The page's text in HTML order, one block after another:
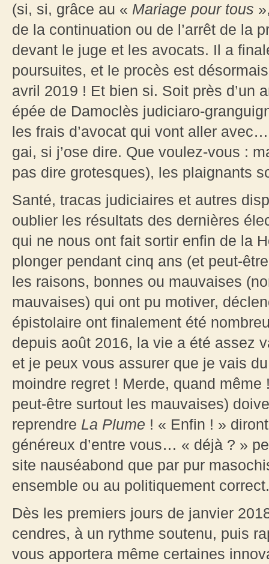
(si, si, grâce au « Mariage pour tous
de la continuation ou de l’arrêt de la
devant le juge et les avocats. Il a
poursuites, et le procès est
avril 2019 ! Et bien si. Soit près d’un
épée de Damoclès judiciaro-
les frais d’avocat qui vont aller
gai, si j’ose dire. Que voulez-vous :
pas dire grotesques), les plaignants
Santé, tracas judiciaires et autres
oublier les résultats des dernières
qui ne nous ont fait sortir enfin de la
plonger pendant cinq ans (et peut-
les raisons, bonnes ou mauvaises
mauvaises) qui ont pu motiver,
épistolaire ont finalement été
depuis août 2016, la vie a été assez
et je peux vous assurer que je vais
moindre regret ! Merde, quand
peut-être surtout les mauvaises)
reprendre La Plume ! « Enfin ! »
généreux d’entre vous… « déjà ? »
site nauséabond que par pur
ensemble ou au politiquement correct.
Dès les premiers jours de janvier
cendres, à un rythme soutenu, puis
vous apportera même certaines